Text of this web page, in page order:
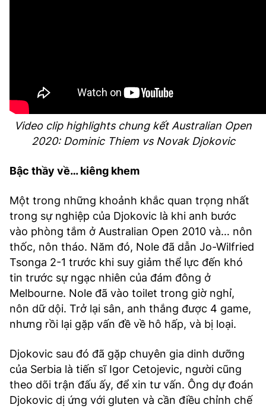
Video clip highlights chung kết Australian Open
2020: Dominic Thiem vs Novak Djokovic
Bậc thầy về… kiêng khem
Một trong những khoảnh khắc quan trọng nhất
trong sự nghiệp của Djokovic là khi anh bước
vào phòng tắm ở Australian Open 2010 và… nôn
thốc, nôn tháo. Năm đó, Nole đã dẫn Jo-Wilfried
Tsonga 2-1 trước khi suy giảm thể lực đến khó
tin trước sự ngạc nhiên của đám đông ở
Melbourne. Nole đã vào toilet trong giờ nghỉ,
nôn dữ dội. Trở lại sân, anh thắng được 4 game,
nhưng rồi lại gặp vấn đề về hô hấp, và bị loại.
Djokovic sau đó đã gặp chuyên gia dinh dưỡng
của Serbia là tiến sĩ Igor Cetojevic, người cũng
theo dõi trận đấu ấy, để xin tư vấn. Ông dự đoán
Djokovic dị ứng với gluten và cần điều chỉnh chế